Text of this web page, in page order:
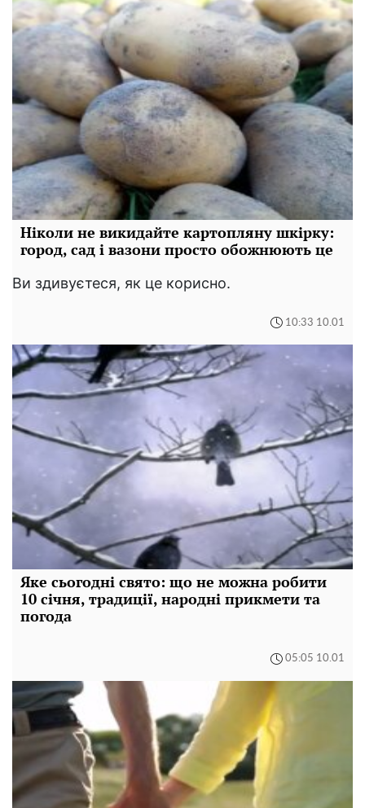
Ніколи не викидайте картопляну шкірку:
город, сад і вазони просто обожнюють це
Ви здивуєтеся, як це корисно.
10:33 10.01
Яке сьогодні свято: що не можна робити
10 січня, традиції, народні прикмети та
погода
05:05 10.01